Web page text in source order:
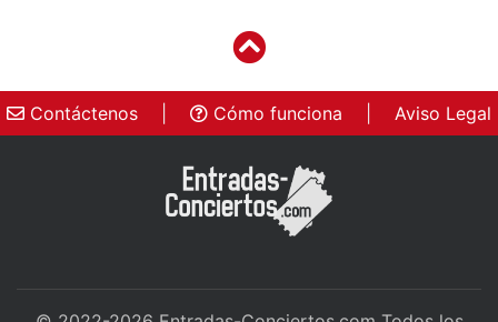
Contáctenos Cómo funciona Aviso Legal